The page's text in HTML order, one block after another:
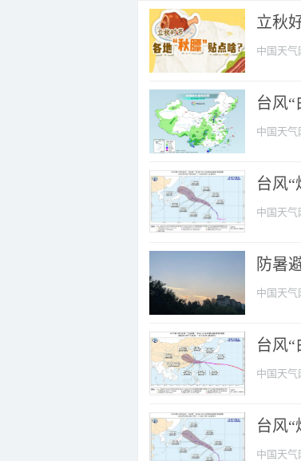
立秋
中国天气
台风
中国天气
台风
中国天气
防暑
中国天气
台风
中国天气
台风
中国天气